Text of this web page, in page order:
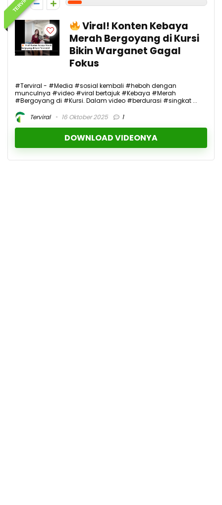
1
Viral! Konten Kebaya
Merah Bergoyang di Kursi
Bikin Warganet Gagal
Fokus
#Terviral - #Media #sosial kembali #heboh dengan
munculnya #video #viral bertajuk #Kebaya #Merah
#Bergoyang di #Kursi. Dalam video #berdurasi #singkat ...
Terviral
16 Oktober 2025 1
DOWNLOAD VIDEONYA